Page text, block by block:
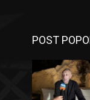
POST